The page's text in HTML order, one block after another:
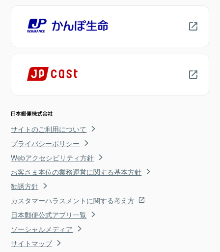
サイトのご利用について
プライバシーポリシー
Webアクセシビリティ方針
お客さま本位の業務運営に関する基本方針
勧誘方針
カスタマーハラスメントに関する考え方
日本郵便公式アプリ一覧
ソーシャルメディア
サイトマップ